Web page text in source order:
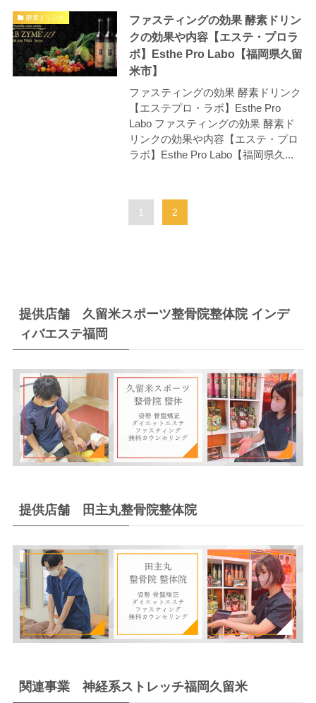
酵素ドリンク
ファスティングの効果 酵素ドリン
クの効果や内容【エステ・プロラ
ボ】Esthe Pro Labo【福岡県久留
米市】
ファスティングの効果 酵素ドリンク
【エステプロ・ラボ】Esthe Pro
Labo ファスティングの効果 酵素ド
リンクの効果や内容【エステ・プロ
ラボ】Esthe Pro Labo【福岡県久...
1 2
提供店舗 久留米スポーツ整骨院整体院 インデ
ィバエステ福岡
提供店舗 田主丸整骨院整体院
関連事業 神経系ストレッチ福岡久留米